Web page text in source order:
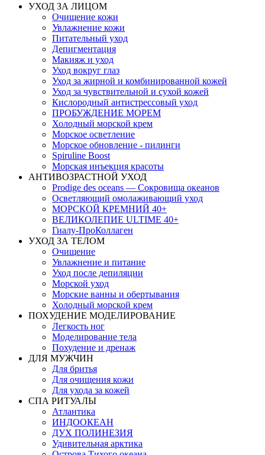
УХОД ЗА ЛИЦОМ
Очищение кожи
Увлажнение кожи
Питательный уход
Депигментация
Макияж и уход
Уход вокруг глаз
Уход за жирной и комбинированной кожей
Уход за чувствительной и сухой кожей
Кислородный антистрессовый уход
ПРОБУЖДЕНИЕ МОРЕМ
Холодный морской крем
Морское осветление
Морское обновление - пилинги
Spiruline Boost
Морская инъекция красоты
АНТИВОЗРАСТНОЙ УХОД
Prodige des oceans — Сокровища океанов
Осветляющий омолаживающий уход
МОРСКОЙ КРЕМНИЙ 40+
ВЕЛИКОЛЕПИЕ ULTIME 40+
Гиалу-ПроКоллаген
УХОД ЗА ТЕЛОМ
Очищение
Увлажнение и питание
Уход после депиляции
Морской уход
Морские ванны и обертывания
Холодный морской крем
ПОХУДЕНИЕ МОДЕЛИРОВАНИЕ
Легкость ног
Моделирование тела
Похудение и дренаж
ДЛЯ МУЖЧИН
Для бритья
Для очищения кожи
Для ухода за кожей
СПА РИТУАЛЫ
Атлантика
ИНДООКЕАН
ДУХ ПОЛИНЕЗИЯ
Удивительная арктика